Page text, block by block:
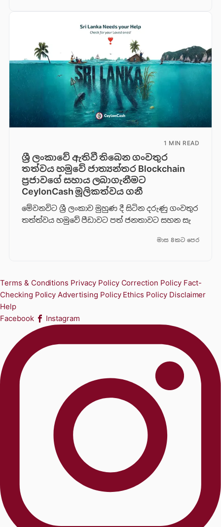
1 MIN READ
ශ්‍රී ලංකාවේ ඇතිවී තිබෙන ගංවතුර
තත්වය හමුවේ ජාත්‍යන්තර Blockchain
ප්‍රජාවගේ සහාය ලබාගැනීමට
CeylonCash මූලිකත්වය ග​නී
මේවනවිට ශ්‍රී ලංකාව මුහුණ දී සිටින දරුණු ගංවතුර
තත්ත්වය හමුවේ පීඩාවට පත් ජනතාවට සහන සැ
මාස 8කට පෙර
Terms & Conditions Privacy Policy Correction Policy Fact-
Checking Policy Advertising Policy Ethics Policy Disclaimer
Help
Facebook
Instagram